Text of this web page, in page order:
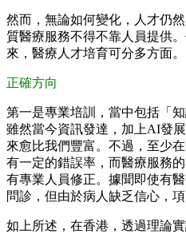
然而，無論如何變化，人才仍
質醫療服務不得不靠人員提供
來，醫療人才培育可分多方面。
正確方向
第一是專業培訓，當中包括「
雖然當今資訊發達，加上AI發
來愈比我們豐富。不過，至少
有一定的錯誤率，而醫療服務
有專業人員修正。據聞即使有
問診，但由於病人缺乏信心，項
如上所述，在香港，透過理論